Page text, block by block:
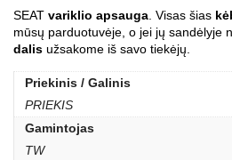
SEAT variklio apsauga. Visas šias
mūsų parduotuvėje, o jei jų sandėlyje
dalis užsakome iš savo tiekėjų.
Priekinis / Galinis
PRIEKIS
Gamintojas
TW